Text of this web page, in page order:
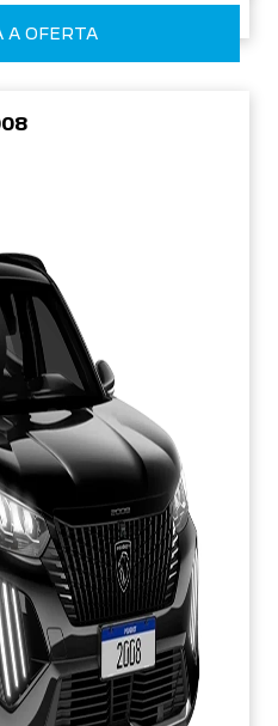
A OFERTA